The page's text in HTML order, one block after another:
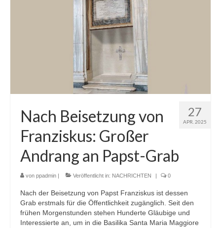
27
APR. 2025
Nach Beisetzung von
Franziskus: Großer
Andrang an Papst-Grab
von ppadmin | Veröffentlicht in: NACHRICHTEN | 0
Nach der Beisetzung von Papst Franziskus ist dessen
Grab erstmals für die Öffentlichkeit zugänglich. Seit den
frühen Morgenstunden stehen Hunderte Gläubige und
Interessierte an, um in die Basilika Santa Maria Maggiore